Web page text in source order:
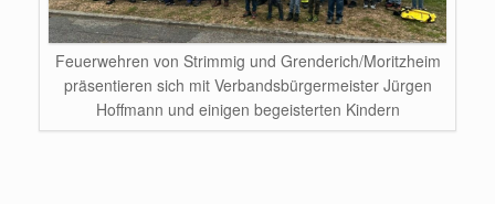
Feuerwehren von Strimmig und Grenderich/Moritzheim
präsentieren sich mit Verbandsbürgermeister Jürgen
Hoffmann und einigen begeisterten Kindern